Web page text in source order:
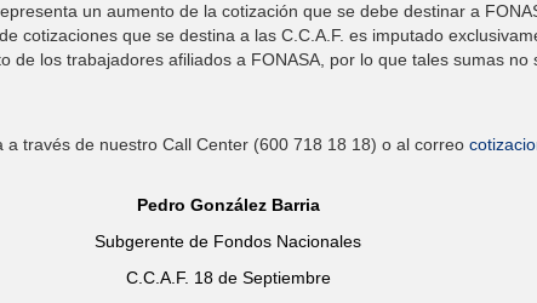
un aumento de la cotización que se debe destinar a
cotizaciones que se destina a las C.C.A.F. es imputado
de los trabajadores afiliados a FONASA, por lo que tales sumas
través de nuestro Call Center (600 718 18 18) o al correo
Pedro González Barria
Subgerente de Fondos Nacionales
C.C.A.F. 18 de Septiembre